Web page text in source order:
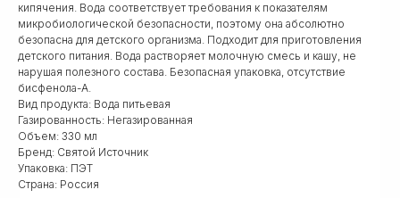
Заказать звонок Корзина
Поиск по
кипячения. Вода соответствует требования к показателям
микробиологической безопасности, поэтому она абсолютно
безопасна для детского организма. Подходит для приготовления
детского питания. Вода растворяет молочную смесь и кашу, не
нарушая полезного состава. Безопасная упаковка, отсутствие
бисфенола-А.
Вид продукта: Вода питьевая
Газированность: Негазированная
Объем: 330 мл
Бренд: Святой Источник
Упаковка: ПЭТ
Страна: Россия